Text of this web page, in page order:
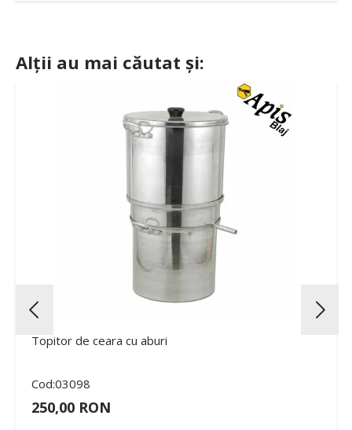
Alții au mai căutat și:
Topitor de ceara cu aburi
Cod:03098
250,00 RON